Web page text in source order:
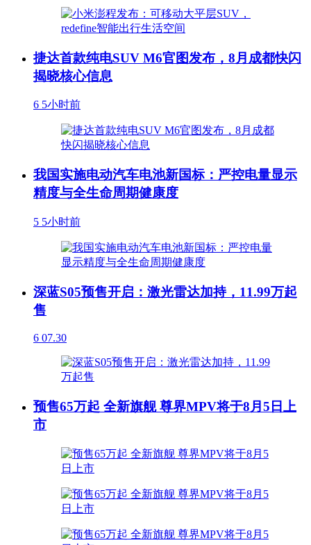
捷达首款纯电SUV M6官图发布，8月成都快闪
揭晓核心信息
6 5小时前
我国实施电动汽车电池新国标：严控电量显示
精度与全生命周期健康度
5 5小时前
深蓝S05预售开启：激光雷达加持，11.99万起
售
6 07.30
预售65万起 全新旗舰 尊界MPV将于8月5日上
市